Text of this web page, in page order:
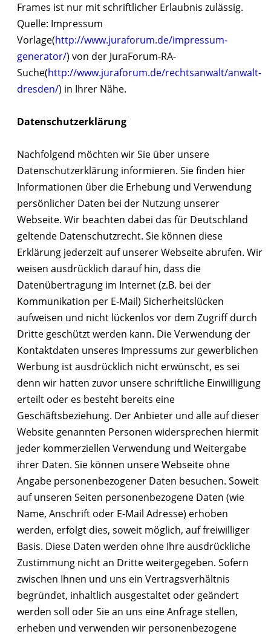
Frames ist nur mit schriftlicher Erlaubnis zulässig.
Quelle: Impressum
Vorlage(http://www.juraforum.de/impressum-
generator/) von der JuraForum-RA-
Suche(http://www.juraforum.de/rechtsanwalt/anwalt-
dresden/) in Ihrer Nähe.
Datenschutzerklärung
Nachfolgend möchten wir Sie über unsere
Datenschutzerklärung informieren. Sie finden hier
Informationen über die Erhebung und Verwendung
persönlicher Daten bei der Nutzung unserer
Webseite. Wir beachten dabei das für Deutschland
geltende Datenschutzrecht. Sie können diese
Erklärung jederzeit auf unserer Webseite abrufen. Wir
weisen ausdrücklich darauf hin, dass die
Datenübertragung im Internet (z.B. bei der
Kommunikation per E-Mail) Sicherheitslücken
aufweisen und nicht lückenlos vor dem Zugriff durch
Dritte geschützt werden kann. Die Verwendung der
Kontaktdaten unseres Impressums zur gewerblichen
Werbung ist ausdrücklich nicht erwünscht, es sei
denn wir hatten zuvor unsere schriftliche Einwilligung
erteilt oder es besteht bereits eine
Geschäftsbeziehung. Der Anbieter und alle auf dieser
Website genannten Personen widersprechen hiermit
jeder kommerziellen Verwendung und Weitergabe
ihrer Daten. Sie können unsere Webseite ohne
Angabe personenbezogener Daten besuchen. Soweit
auf unseren Seiten personenbezogene Daten (wie
Name, Anschrift oder E-Mail Adresse) erhoben
werden, erfolgt dies, soweit möglich, auf freiwilliger
Basis. Diese Daten werden ohne Ihre ausdrückliche
Zustimmung nicht an Dritte weitergegeben. Sofern
zwischen Ihnen und uns ein Vertragsverhältnis
begründet, inhaltlich ausgestaltet oder geändert
werden soll oder Sie an uns eine Anfrage stellen,
erheben und verwenden wir personenbezogene